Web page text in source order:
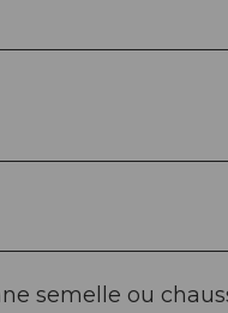
semelle ou